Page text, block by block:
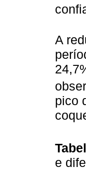
A
pico
e